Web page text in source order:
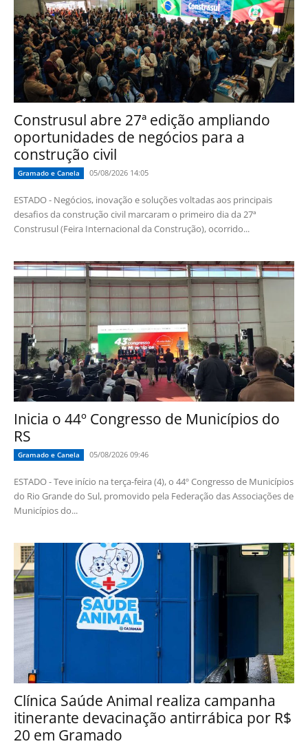
Construsul abre 27ª edição ampliando
oportunidades de negócios para a
construção civil
Gramado e Canela 05/08/2026 14:05
ESTADO - Negócios, inovação e soluções voltadas aos principais
desafios da construção civil marcaram o primeiro dia da 27ª
Construsul (Feira Internacional da Construção), ocorrido...
Inicia o 44º Congresso de Municípios do
RS
Gramado e Canela 05/08/2026 09:46
ESTADO - Teve início na terça-feira (4), o 44º Congresso de Municípios
do Rio Grande do Sul, promovido pela Federação das Associações de
Municípios do...
Clínica Saúde Animal realiza campanha
itinerante devacinação antirrábica por R$
20 em Gramado